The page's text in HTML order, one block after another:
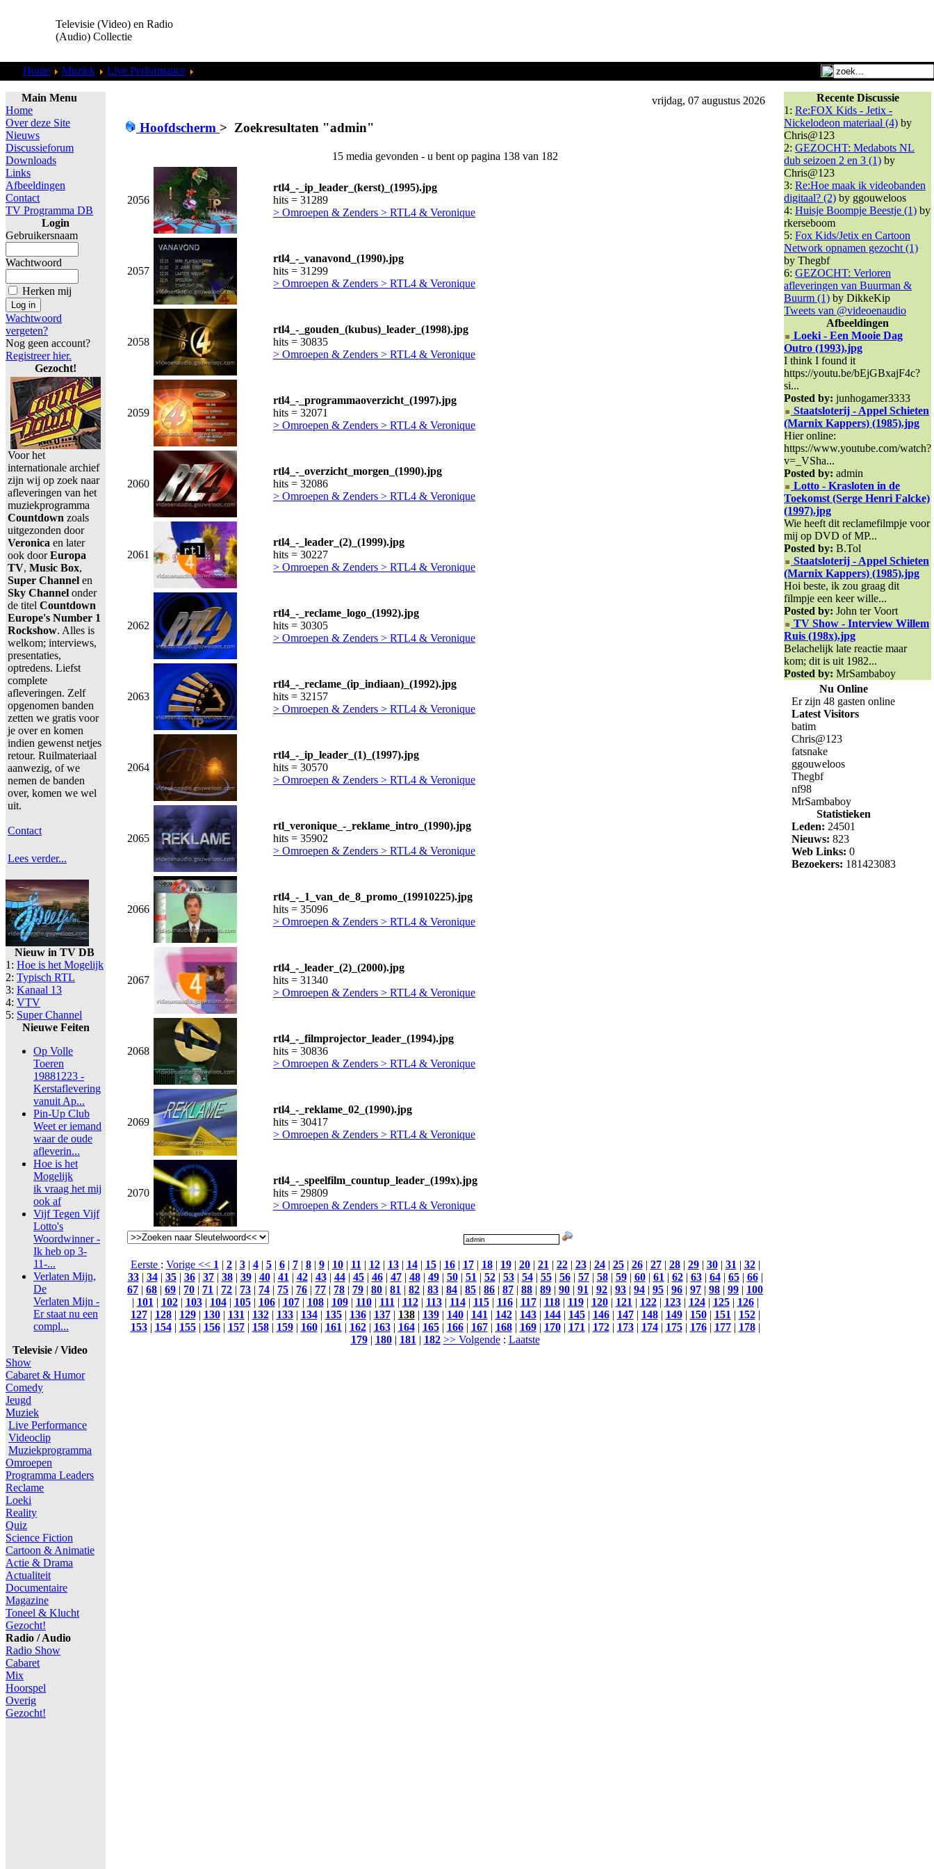
Televisie (Video) en Radio
(Audio) Collectie
Home Muziek Live Performance
Main Menu
Home
Over deze Site
Nieuws
Discussieforum
Downloads
Links
Afbeeldingen
Contact
TV Programma DB
Login
Gebruikersnaam
Wachtwoord
Herken mij
Wachtwoord
vergeten?
Nog geen account?
Registreer hier.
Gezocht!
Voor het
internationale archief
zijn wij op zoek naar
afleveringen van het
muziekprogramma
Countdown zoals
uitgezonden door
Veronica en later
ook doorEuropa
TV, Music Box,
Super Channel en
Sky Channel onder
de titel Countdown
Europe's Number 1
Rockshow. Alles is
welkom; interviews,
presentaties,
optredens. Liefst
complete
afleveringen. Zelf
opgenomen banden
zetten we gratis voor
je over en komen
indien gewenst netjes
retour. Ruilmateriaal
aanwezig, of we
nemen de banden
over, komen we wel
uit.
Contact
Lees verder...
Nieuw in TV DB
1: Hoe is het Mogelijk
2: Typisch RTL
3: Kanaal 13
4: VTV
5: Super Channel
Nieuwe Feiten
Op Volle
Toeren
19881223 -
Kerstaflevering
vanuit Ap...
Pin-Up Club
Weet er iemand
waar de oude
afleverin...
Hoe is het
Mogelijk
ik vraag het mij
ook af
Vijf Tegen Vijf
Lotto's
Woordwinner -
Ik heb op 3-
11-...
Verlaten Mijn,
De
Verlaten Mijn -
Er staat nu een
compl...
Televisie / Video
Show
Cabaret & Humor
Comedy
Jeugd
Muziek
Live Performance
Videoclip
Muziekprogramma
Omroepen
Programma Leaders
Reclame
Loeki
Reality
Quiz
Science Fiction
Cartoon & Animatie
Actie & Drama
Actualiteit
Documentaire
Magazine
Toneel & Klucht
Gezocht!
Radio / Audio
Radio Show
Cabaret
Mix
Hoorspel
Overig
Gezocht!
vrijdag, 07 augustus 2026
Hoofdscherm > Zoekresultaten "admin"
15 media gevonden - u bent op pagina 138 van 182
2056
rtl4_-_ip_leader_(kerst)_(1995).jpg
hits = 31289
> Omroepen & Zenders > RTL4 & Veronique
2057
rtl4_-_vanavond_(1990).jpg
hits = 31299
> Omroepen & Zenders > RTL4 & Veronique
2058
rtl4_-_gouden_(kubus)_leader_(1998).jpg
hits = 30835
> Omroepen & Zenders > RTL4 & Veronique
2059
rtl4_-_programmaoverzicht_(1997).jpg
hits = 32071
> Omroepen & Zenders > RTL4 & Veronique
2060
rtl4_-_overzicht_morgen_(1990).jpg
hits = 32086
> Omroepen & Zenders > RTL4 & Veronique
2061
rtl4_-_leader_(2)_(1999).jpg
hits = 30227
> Omroepen & Zenders > RTL4 & Veronique
2062
rtl4_-_reclame_logo_(1992).jpg
hits = 30305
> Omroepen & Zenders > RTL4 & Veronique
2063
rtl4_-_reclame_(ip_indiaan)_(1992).jpg
hits = 32157
> Omroepen & Zenders > RTL4 & Veronique
2064
rtl4_-_ip_leader_(1)_(1997).jpg
hits = 30570
> Omroepen & Zenders > RTL4 & Veronique
2065
rtl_veronique_-_reklame_intro_(1990).jpg
hits = 35902
> Omroepen & Zenders > RTL4 & Veronique
2066
rtl4_-_1_van_de_8_promo_(19910225).jpg
hits = 35096
> Omroepen & Zenders > RTL4 & Veronique
2067
rtl4_-_leader_(2)_(2000).jpg
hits = 31340
> Omroepen & Zenders > RTL4 & Veronique
2068
rtl4_-_filmprojector_leader_(1994).jpg
hits = 30836
> Omroepen & Zenders > RTL4 & Veronique
2069
rtl4_-_reklame_02_(1990).jpg
hits = 30417
> Omroepen & Zenders > RTL4 & Veronique
2070
rtl4_-_speelfilm_countup_leader_(199x).jpg
hits = 29809
> Omroepen & Zenders > RTL4 & Veronique
Eerste : Vorige << 1| 2| 3| 4| 5| 6| 7| 8| 9| 10| 11| 12| 13| 14| 15| 16| 17| 18| 19| 20| 21| 22| 23| 24| 25| 26| 27| 28| 29| 30| 31| 32|
33| 34| 35| 36| 37| 38| 39| 40| 41| 42| 43| 44| 45| 46| 47| 48| 49| 50| 51| 52| 53| 54| 55| 56| 57| 58| 59| 60| 61| 62| 63| 64| 65| 66|
67 | 68 | 69 | 70 | 71 | 72 | 73 | 74 | 75 | 76 | 77 | 78 | 79 | 80 | 81 | 82 | 83 | 84 | 85 | 86 | 87 | 88 | 89 | 90 | 91 | 92 | 93 | 94 | 95 | 96 | 97 | 98 | 99 | 100
| 101| 102| 103| 104| 105| 106| 107| 108| 109| 110| 111| 112| 113| 114| 115| 116| 117| 118| 119| 120| 121| 122| 123| 124| 125| 126|
127| 128| 129| 130| 131| 132| 133| 134| 135| 136| 137| 138| 139| 140| 141| 142| 143| 144| 145| 146| 147| 148| 149| 150| 151| 152|
153| 154| 155| 156| 157| 158| 159| 160| 161| 162| 163| 164| 165| 166| 167| 168| 169| 170| 171| 172| 173| 174| 175| 176| 177| 178|
179| 180| 181| 182 >> Volgende: Laatste
Recente Discussie
1: Re:FOX Kids - Jetix -
Nickelodeon materiaal (4) by
Chris@123
2: GEZOCHT: Medabots NL
dub seizoen 2 en 3 (1) by
Chris@123
3: Re:Hoe maak ik videobanden
digitaal? (2) by ggouweloos
4: Huisje Boompje Beestje (1) by
rkerseboom
5: Fox Kids/Jetix en Cartoon
Network opnamen gezocht (1)
by Thegbf
6: GEZOCHT: Verloren
afleveringen van Buurman &
Buurm (1) by DikkeKip
Tweets van @videoenaudio
Afbeeldingen
Loeki - Een Mooie Dag
Outro (1993).jpg
I think I found it
https://youtu.be/bEjGBxajF4c?
si...
Posted by: junhogamer3333
Staatsloterij - Appel Schieten
(Marnix Kappers) (1985).jpg
Hier online:
https://www.youtube.com/watch?
v=_VSha...
Posted by: admin
Lotto - Krasloten in de
Toekomst (Serge Henri Falcke)
(1997).jpg
Wie heeft dit reclamefilmpje voor
mij op DVD of MP...
Posted by: B.Tol
Staatsloterij - Appel Schieten
(Marnix Kappers) (1985).jpg
Hoi beste, ik zou graag dit
filmpje een keer wille...
Posted by: John ter Voort
TV Show - Interview Willem
Ruis (198x).jpg
Belachelijk late reactie maar
kom; dit is uit 1982...
Posted by: MrSambaboy
Nu Online
Er zijn 48 gasten online
Latest Visitors
batim
Chris@123
fatsnake
ggouweloos
Thegbf
nf98
MrSambaboy
Statistieken
Leden: 24501
Nieuws: 823
Web Links: 0
Bezoekers: 181423083